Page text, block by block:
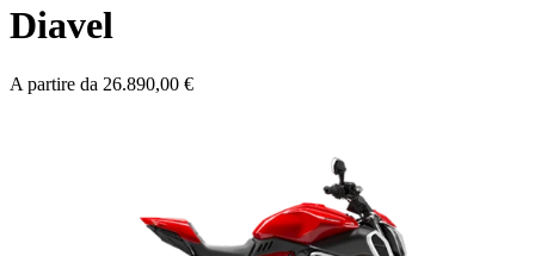
Diavel
A partire da 26.890,00 €